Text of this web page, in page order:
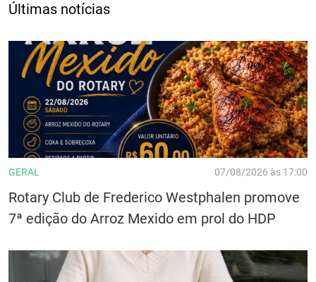
Últimas notícias
GERAL 07/08/2026 às 17:00
Rotary Club de Frederico Westphalen promove
7ª edição do Arroz Mexido em prol do HDP